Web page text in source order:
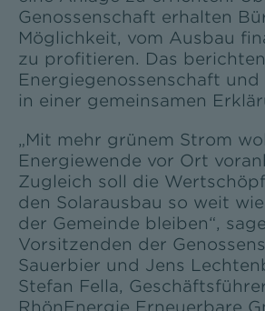
Genossenschaft erhalten
Möglichkeit, vom Ausbau
zu profitieren. Das
Energiegenossenschaft und
in einer gemeinsamen
„Mit mehr grünem Strom
Energiewende vor Ort
Zugleich soll die
den Solarausbau so weit
der Gemeinde bleiben“,
Vorsitzenden der
Sauerbier und Jens
Stefan Fella,